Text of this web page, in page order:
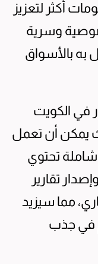
أكثر لتعزيز
وسرية
به بالأسواق
في الكويت
يمكن أن تعمل
شاملة تحتوي
تقارير
مما سيزيد
في جذب